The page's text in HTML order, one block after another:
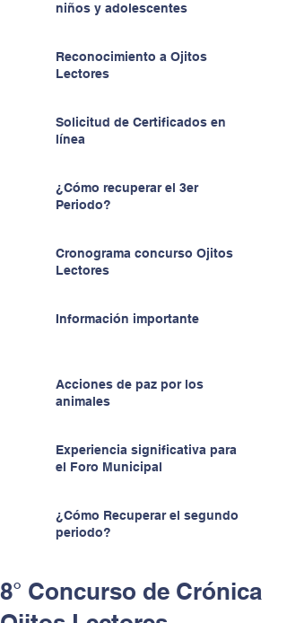
niños y adolescentes
Reconocimiento a Ojitos
Lectores
Solicitud de Certificados en
línea
¿Cómo recuperar el 3er
Periodo?
Cronograma concurso Ojitos
Lectores
Información importante
Acciones de paz por los
animales
Experiencia significativa para
el Foro Municipal
¿Cómo Recuperar el segundo
periodo?
8° Concurso de Crónica